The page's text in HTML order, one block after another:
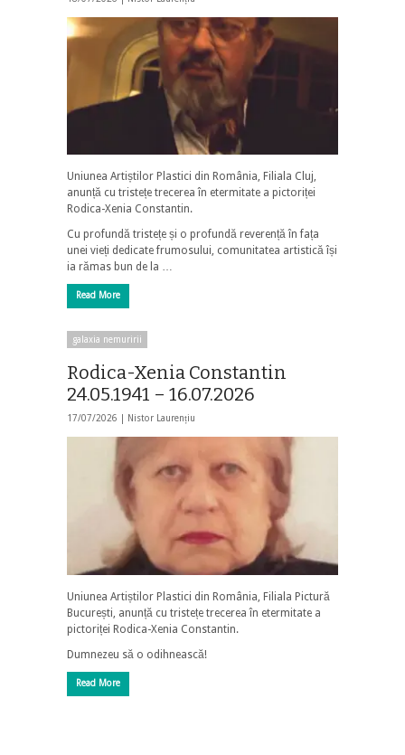
Uniunea Artiștilor Plastici din România, Filiala Cluj,
anunță cu tristețe trecerea în etermitate a pictoriței
Rodica-Xenia Constantin.
Cu profundă tristețe și o profundă reverență în fața
unei vieți dedicate frumosului, comunitatea artistică își
ia rămas bun de la …
Read More
galaxia nemuririi
Rodica-Xenia Constantin
24.05.1941 – 16.07.2026
17/07/2026 | Nistor Laurențiu
Uniunea Artiștilor Plastici din România, Filiala Pictură
București, anunță cu tristețe trecerea în etermitate a
pictoriței Rodica-Xenia Constantin.
Dumnezeu să o odihnească!
Read More